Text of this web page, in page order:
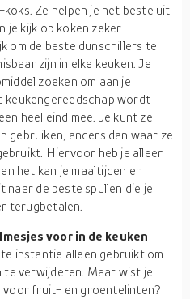
Ze helpen je het beste uit
je kijk op koken zeker
om de beste dunschillers te
zijn in elke keuken. Je
zoeken om aan je
keukengereedschap wordt
heel eind mee. Je kunt ze
gebruiken, anders dan waar ze
Hiervoor heb je alleen
het kan je maaltijden er
naar de beste spullen die je
terugbetalen.
voor in de keuken
instantie alleen gebruikt om
verwijderen. Maar wist je
voor fruit- en groentelinten?